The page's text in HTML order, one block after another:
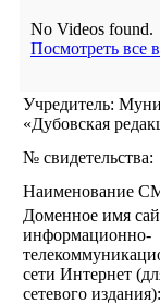
No Videos found.
Посмотреть все
Учредитель:
«Дубовская
№ свидетельства:
Наименование
Доменное имя
информационно-
сети Интернет
сетевого издания):